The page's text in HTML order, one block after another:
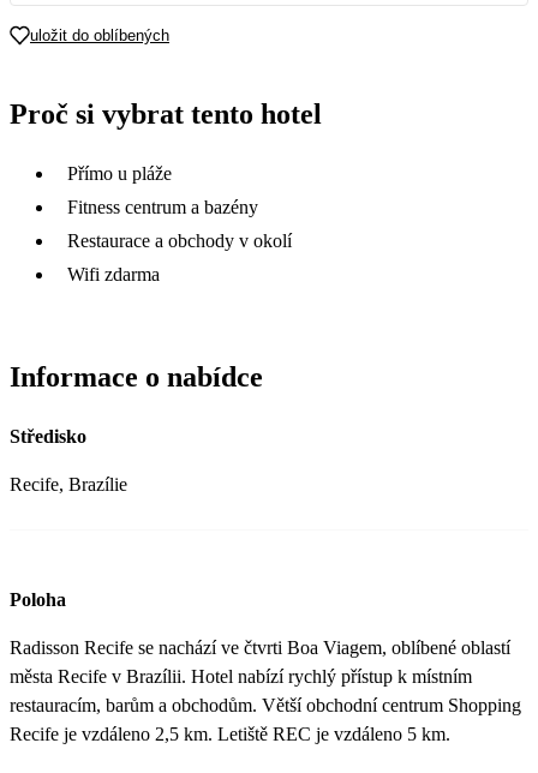
19
59 139
uložit do oblíbených
Proč si vybrat tento hotel
Přímo u pláže
Fitness centrum a bazény
Restaurace a obchody v okolí
Wifi zdarma
Informace o nabídce
Středisko
Recife, Brazílie
Poloha
Radisson Recife se nachází ve čtvrti Boa Viagem, oblíbené oblastí
města Recife v Brazílii. Hotel nabízí rychlý přístup k místním
restauracím, barům a obchodům. Větší obchodní centrum Shopping
Recife je vzdáleno 2,5 km. Letiště REC je vzdáleno 5 km.